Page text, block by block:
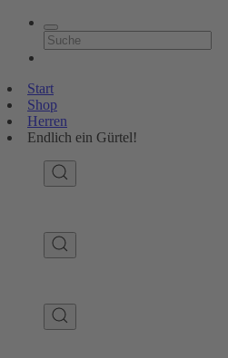
Start
Shop
Herren
Endlich ein Gürtel!